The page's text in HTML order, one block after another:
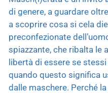
di genere, a guardare
a scoprire cosa si cela
preconfezionate
spiazzante, che ribalta le
libertà di essere se
quando questo significa
dalle maschere. Perché